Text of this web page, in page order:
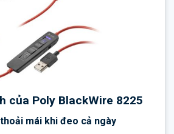
của Poly BlackWire 8225
mái khi đeo cả ngày